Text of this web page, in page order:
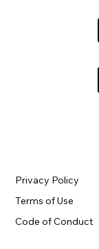
Terms of Use
Privacy Policy
Code of Conduct